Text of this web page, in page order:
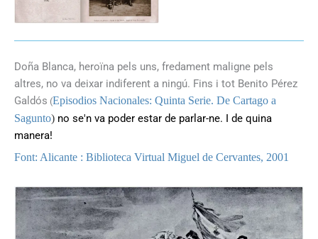
Doña Blanca, heroïna pels uns, fredament maligne pels
altres, no va deixar indiferent a ningú. Fins i tot Benito Pérez
Galdós (Episodios Nacionales: Quinta Serie. De Cartago a
Sagunto) no se'n va poder estar de parlar-ne. I de quina
manera!
Font: Alicante : Biblioteca Virtual Miguel de Cervantes, 2001